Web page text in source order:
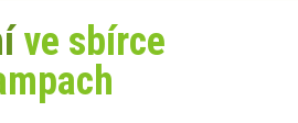
ve sbírce